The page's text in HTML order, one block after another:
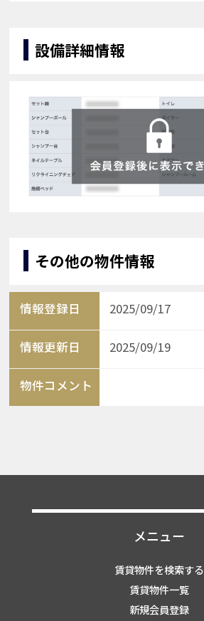
設備詳細情報
その他の物件情報
情報登録日 2025/09/17
情報更新日 2025/09/19
物件コメント
メニュー
賃貸物件を検索する
賃貸物件一覧
新規会員登録